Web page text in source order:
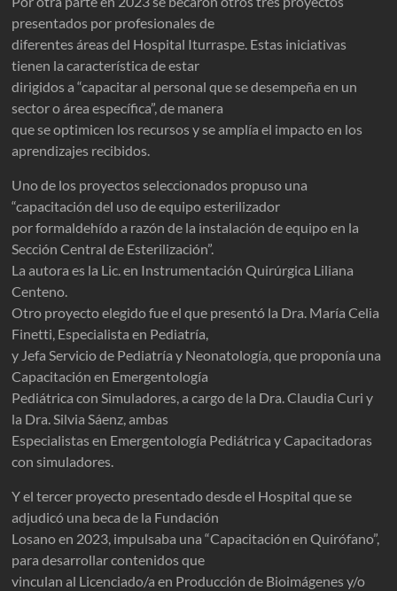
presentados por profesionales de
diferentes áreas del Hospital Iturraspe. Estas iniciativas
tienen la característica de estar
dirigidos a “capacitar al personal que se desempeña en un
sector o área específica”, de manera
que se optimicen los recursos y se amplía el impacto en los
aprendizajes recibidos.
Uno de los proyectos seleccionados propuso una
“capacitación del uso de equipo esterilizador
por formaldehído a razón de la instalación de equipo en la
Sección Central de Esterilización”.
La autora es la Lic. en Instrumentación Quirúrgica Liliana
Centeno.
Otro proyecto elegido fue el que presentó la Dra. María Celia
Finetti, Especialista en Pediatría,
y Jefa Servicio de Pediatría y Neonatología, que proponía una
Capacitación en Emergentología
Pediátrica con Simuladores, a cargo de la Dra. Claudia Curi y
la Dra. Silvia Sáenz, ambas
Especialistas en Emergentología Pediátrica y Capacitadoras
con simuladores.
Y el tercer proyecto presentado desde el Hospital que se
adjudicó una beca de la Fundación
Losano en 2023, impulsaba una “Capacitación en Quirófano”,
para desarrollar contenidos que
vinculan al Licenciado/a en Producción de Bioimágenes y/o